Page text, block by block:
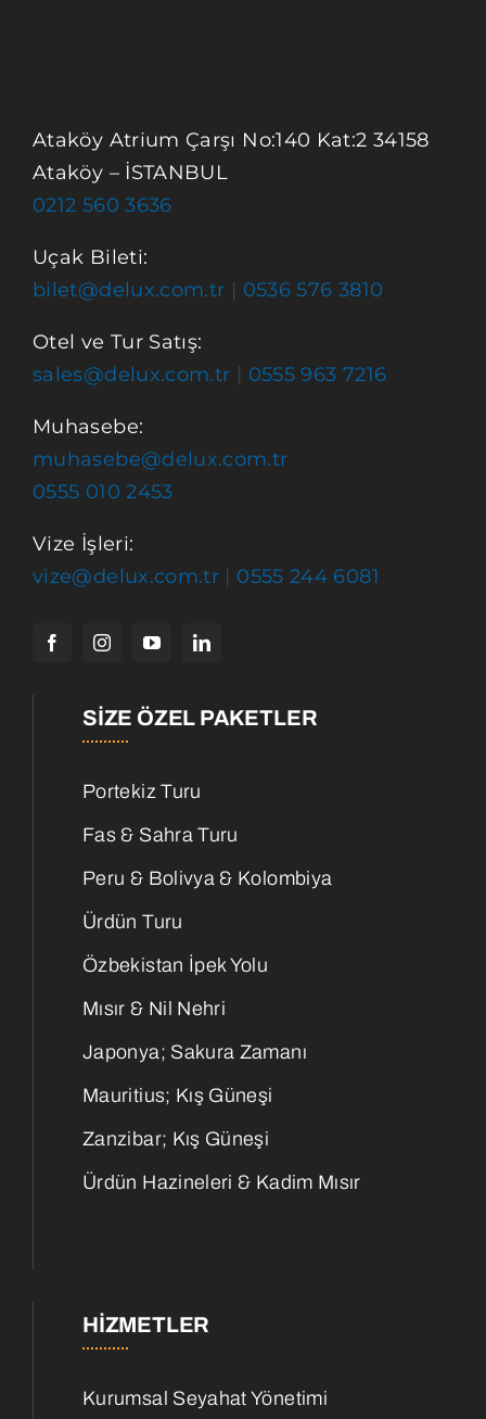
Ataköy Atrium Çarşı No:140 Kat:2 34158
Ataköy – İSTANBUL
0212 560 3636
Uçak Bileti:
bilet@delux.com.tr
0536 576 3810
Otel ve Tur Satış:
sales@delux.com.tr
0555 963 7216
Muhasebe:
muhasebe@delux.com.tr
0555 010 2453
Vize İşleri:
vize@delux.com.tr
0555 244 6081
SIZE ÖZEL PAKETLER
Portekiz Turu
Fas & Sahra Turu
Peru & Bolivya & Kolombiya
Ürdün Turu
Özbekistan İpek Yolu
Mısır & Nil Nehri
Japonya; Sakura Zamanı
Mauritius; Kış Güneşi
Zanzibar; Kış Güneşi
Ürdün Hazineleri & Kadim Mısır
HIZMETLER
Kurumsal Seyahat Yönetimi